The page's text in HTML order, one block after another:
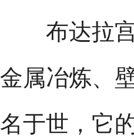
布达拉宫
金属冶炼、
名于世，它